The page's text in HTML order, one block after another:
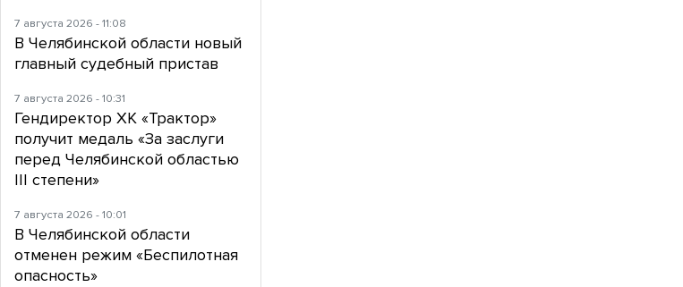
7 августа 2026 - 11:08
В Челябинской области новый
главный судебный пристав
7 августа 2026 - 10:31
Гендиректор ХК «Трактор»
получит медаль «За заслуги
перед Челябинской областью
III степени»
7 августа 2026 - 10:01
В Челябинской области
отменен режим «Беспилотная
опасность»